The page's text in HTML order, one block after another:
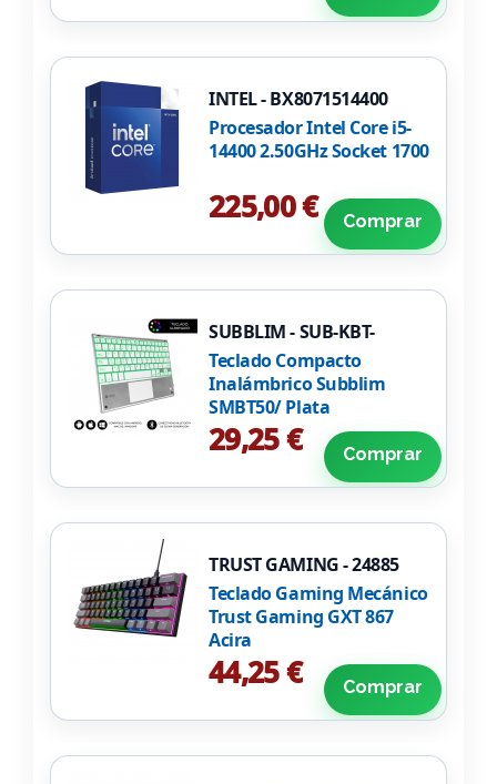
INTEL - BX8071514400
Procesador Intel Core i5-
14400 2.50GHz Socket 1700
225,00 € Comprar
SUBBLIM - SUB-KBT-
SMBT50
Teclado Compacto
Inalámbrico Subblim
SMBT50/ Plata
29,25 € Comprar
TRUST GAMING - 24885
Teclado Gaming Mecánico
Trust Gaming GXT 867
Acira
44,25 € Comprar